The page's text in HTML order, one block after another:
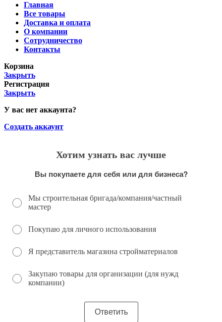
Главная
Все товары
Доставка и оплата
О компании
Сотрудничество
Контакты
Корзина
Закрыть
Регистрация
Закрыть
У вас нет аккаунта?
Создать аккаунт
Хотим узнать вас лучше
Вы покупаете для себя или для бизнеса?
Мы строительная бригада/компания/частный
мастер
Покупаю для личного использования
Я представитель магазина стройматериалов
Закупаю товары для организации (для нужд
компании)